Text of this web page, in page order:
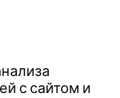
с сайтом и